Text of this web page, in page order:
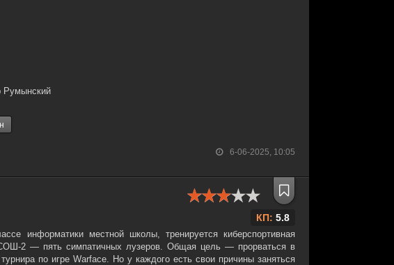
6-06-2025, 10:05
Румынский
КП: 5.8
информатики местной школы, тренируется киберспортивная
2 — пять симпатичных лузеров. Общая цель — прорваться в
по игре Warface. Но у каждого есть свои причины заняться